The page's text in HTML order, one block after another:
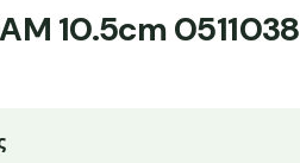
10.5cm 0511038